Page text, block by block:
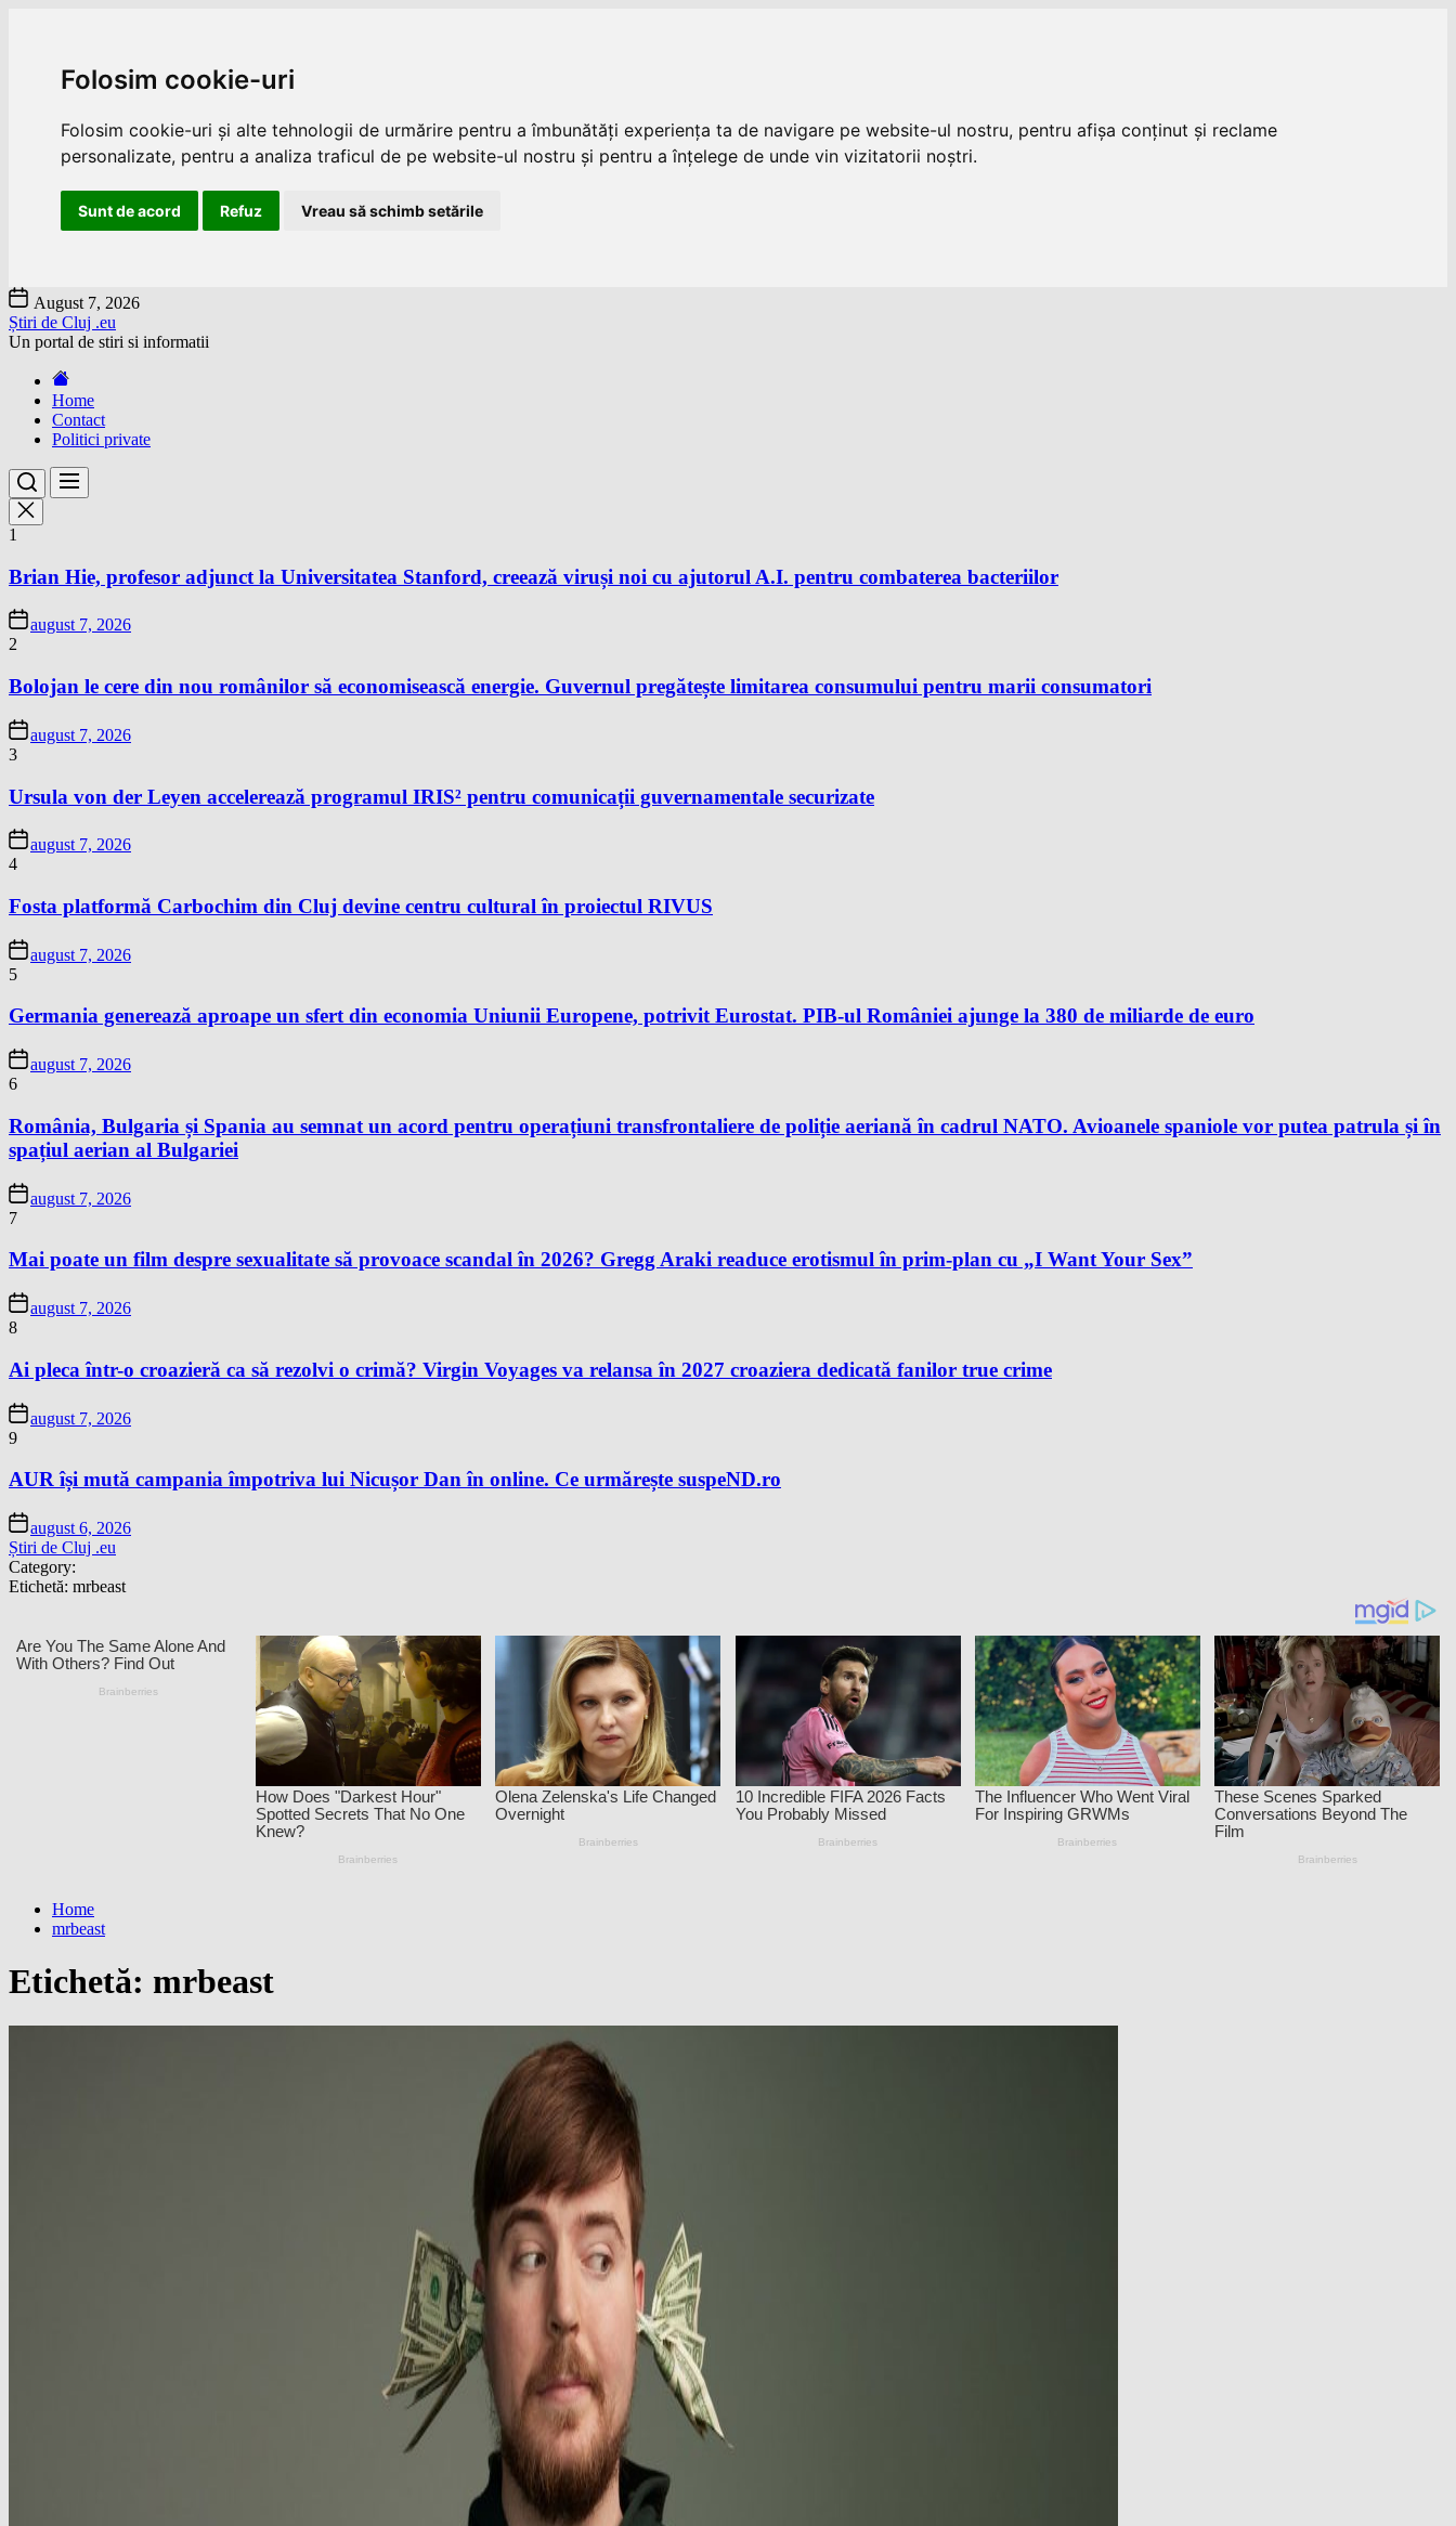
Folosim cookie-uri
Folosim cookie-uri și alte tehnologii de urmărire pentru a îmbunătăți experiența ta de navigare pe website-ul nostru, pentru afișa conținut și reclame
personalizate, pentru a analiza traficul de pe website-ul nostru și pentru a înțelege de unde vin vizitatorii noștri.
Sunt de acord Refuz Vreau să schimb setările
Skip
to
the
content
August 7, 2026
Știri de Cluj .eu
Un portal de stiri si informatii
Home
Contact
Politici private
1
Brian Hie, profesor adjunct la Universitatea Stanford, creează viruși noi cu ajutorul A.I. pentru combaterea bacteriilor
august 7, 2026
2
Bolojan le cere din nou românilor să economisească energie. Guvernul pregătește limitarea consumului pentru marii consumatori
august 7, 2026
3
Ursula von der Leyen accelerează programul IRIS² pentru comunicații guvernamentale securizate
august 7, 2026
4
Fosta platformă Carbochim din Cluj devine centru cultural în proiectul RIVUS
august 7, 2026
5
Germania generează aproape un sfert din economia Uniunii Europene, potrivit Eurostat. PIB-ul României ajunge la 380 de miliarde de euro
august 7, 2026
6
România, Bulgaria și Spania au semnat un acord pentru operațiuni transfrontaliere de poliție aeriană în cadrul NATO. Avioanele spaniole vor putea patrula și în
spațiul aerian al Bulgariei
august 7, 2026
7
Mai poate un film despre sexualitate să provoace scandal în 2026? Gregg Araki readuce erotismul în prim-plan cu „I Want Your Sex”
august 7, 2026
8
Ai pleca într-o croazieră ca să rezolvi o crimă? Virgin Voyages va relansa în 2027 croaziera dedicată fanilor true crime
august 7, 2026
9
AUR își mută campania împotriva lui Nicușor Dan în online. Ce urmărește suspeND.ro
august 6, 2026
Știri de Cluj .eu
Category:
Etichetă: mrbeast
Home
mrbeast
Etichetă: mrbeast